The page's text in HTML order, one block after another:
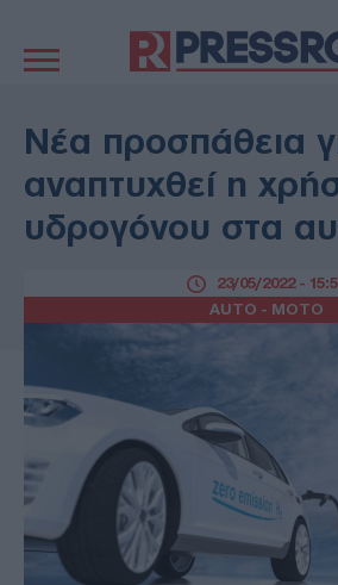
πλοήγηση
ΠΟΛΙΤΙΚΗ
ΕΚΚΛΗΣΙΑ
ΑΜΥΝΑ
ΔΙΕΘΝΗ
AUTO - MOTO
ΠΑΡΑΞΕΝΑ
ΑΡΘΡΟΓΡΑΦΙΑ
Νέα προσπάθεια
αναπτυχθεί η
υδρογόνου στα
AUTO - MOTO
23/05/2022 -